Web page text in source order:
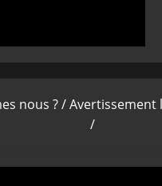
nous ? /Avertissement
/